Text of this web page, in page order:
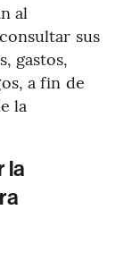
al
sus
gastos,
a fin de
la
la